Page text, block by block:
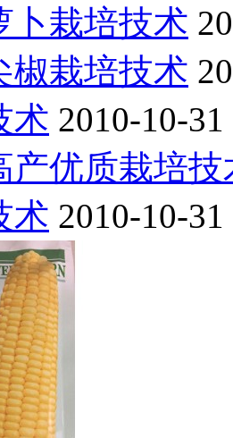
卜栽培技术
椒栽培技术
术 2010-10-31
产优质栽培技
术 2010-10-31